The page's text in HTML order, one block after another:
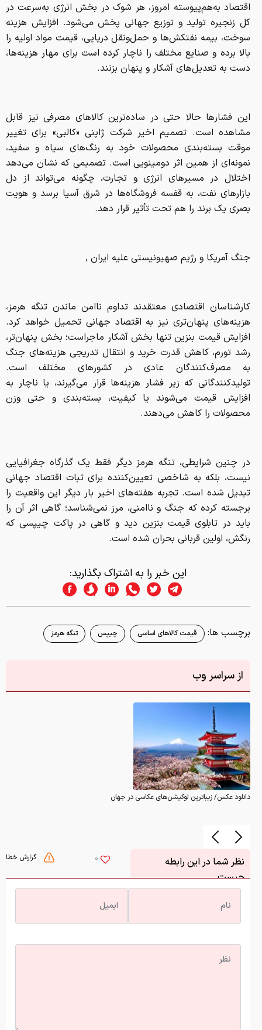
اقتصاد به‌هم‌پیوسته امروز، هر شوک در بخش انرژی به‌سرعت در
کل زنجیره تولید و توزیع جهانی پخش می‌شود. افزایش هزینه
سوخت، بیمه نفتکش‌ها و حمل‌ونقل دریایی، قیمت مواد اولیه را
بالا برده و صنایع مختلف را ناچار کرده است برای مهار هزینه‌ها،
دست به تعدیل‌های آشکار و پنهان بزنند.
این فشارها حالا حتی در ساده‌ترین کالاهای مصرفی نیز قابل
مشاهده است. تصمیم اخیر شرکت ژاپنی «کالبی» برای تغییر
موقت بسته‌بندی محصولات خود به رنگ‌های سیاه و سفید،
نمونه‌ای از همین اثر دومینویی است. تصمیمی که نشان می‌دهد
اختلال در مسیرهای انرژی و تجارت، چگونه می‌تواند از دل
بازارهای نفت، به قفسه فروشگاه‌ها در شرق آسیا برسد و هویت
بصری یک برند را هم تحت تأثیر قرار دهد.
جنگ آمریکا و رژیم صهیونیستی علیه ایران ,
کارشناسان اقتصادی معتقدند تداوم ناامن ماندن تنگه هرمز،
هزینه‌های پنهان‌تری نیز به اقتصاد جهانی تحمیل خواهد کرد.
افزایش قیمت بنزین تنها بخش آشکار ماجراست؛ بخش پنهان‌تر،
رشد تورم، کاهش قدرت خرید و انتقال تدریجی هزینه‌های جنگ
به مصرف‌کنندگان عادی در کشورهای مختلف است.
تولیدکنندگانی که زیر فشار هزینه‌ها قرار می‌گیرند، یا ناچار به
افزایش قیمت می‌شوند یا کیفیت، بسته‌بندی و حتی وزن
محصولات را کاهش می‌دهند.
در چنین شرایطی، تنگه هرمز دیگر فقط یک گذرگاه جغرافیایی
نیست، بلکه به شاخصی تعیین‌کننده برای ثبات اقتصاد جهانی
تبدیل شده است. تجربه هفته‌های اخیر بار دیگر این واقعیت را
برجسته کرده که جنگ و ناامنی، مرز نمی‌شناسد؛ گاهی اثر آن را
باید در تابلوی قیمت بنزین دید و گاهی در پاکت چیپسی که
رنگش، اولین قربانی بحران شده است.
این خبر را به اشتراک بگذارید:
برچسب ها: قیمت کالاهای اساسی چیپس تنگه هرمز
از سراسر وب
دانلود عکس/ زیباترین لوکیشن‌های عکاسی در جهان
گزارش خطا 0
نظر شما در این رابطه
چیست